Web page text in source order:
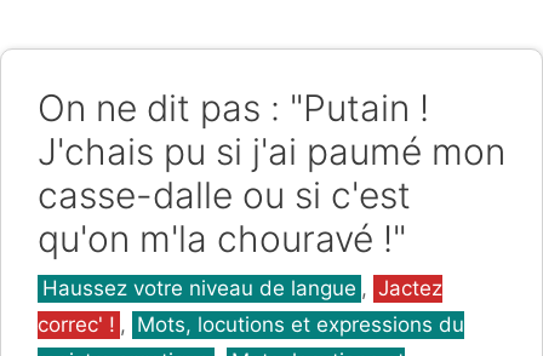
On ne dit pas : "Putain !
J'chais pu si j'ai paumé mon
casse-dalle ou si c'est
qu'on m'la chouravé !"
Catégories
Haussez votre niveau de langue , Jactez
correc' ! , Mots, locutions et expressions du